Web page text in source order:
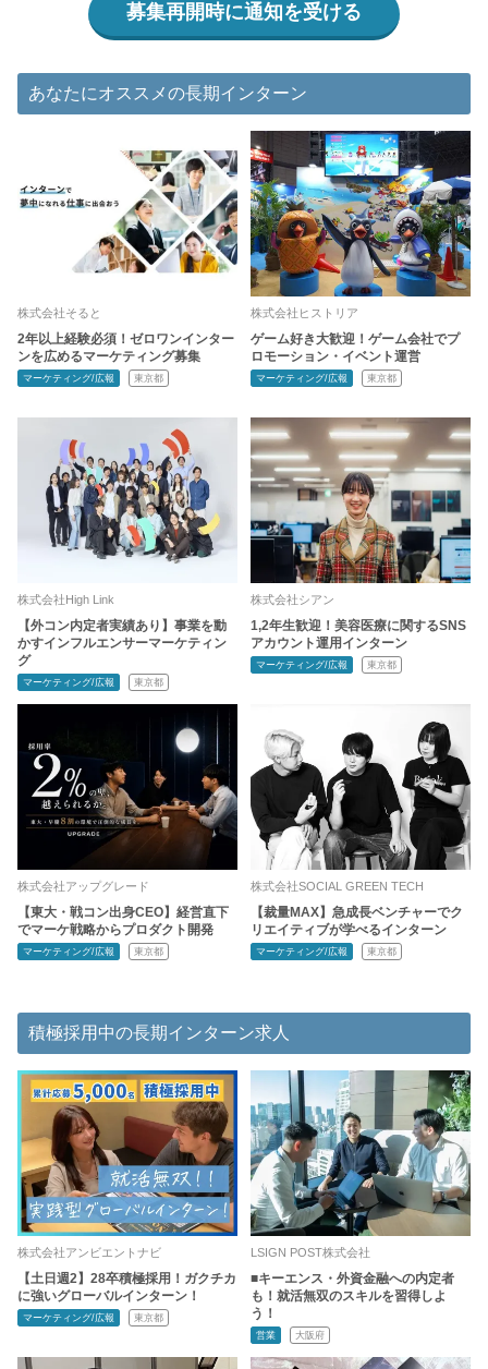
募集再開時に通知を受ける
あなたにオススメの長期インターン
株式会社そると
2年以上経験必須！ゼロワンインター
ンを広めるマーケティング募集
マーケティング/広報 東京都
株式会社ヒストリア
ゲーム好き大歓迎！ゲーム会社でプ
ロモーション・イベント運営
マーケティング/広報 東京都
株式会社High Link
【外コン内定者実績あり】事業を動
かすインフルエンサーマーケティン
グ
マーケティング/広報 東京都
株式会社シアン
1,2年生歓迎！美容医療に関するSNS
アカウント運用インターン
マーケティング/広報 東京都
株式会社アップグレード
【東大・戦コン出身CEO】経営直下
でマーケ戦略からプロダクト開発
マーケティング/広報 東京都
株式会社SOCIAL GREEN TECH
【裁量MAX】急成長ベンチャーでク
リエイティブが学べるインターン
マーケティング/広報 東京都
積極採用中の長期インターン求人
株式会社アンビエントナビ
【土日週2】28卒積極採用！ガクチカ
に強いグローバルインターン！
マーケティング/広報 東京都
LSIGN POST株式会社
■キーエンス・外資金融への内定者
も！就活無双のスキルを習得しよ
う！
営業 大阪府